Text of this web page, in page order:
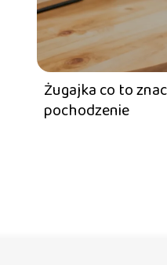
Żugajka co to
pochodzenie